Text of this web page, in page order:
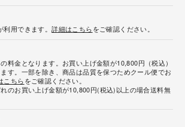
利用できます。詳細はこちらをご確認ください。
料金となります。お買い上げ金額が10,800円（税込）
す。一部を除き、商品は品質を保つためクール便でお
こちらをご確認ください。
のお買い上げ金額が10,800円(税込)以上の場合送料無